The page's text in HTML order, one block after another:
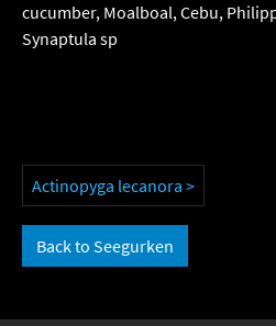
cucumber, Moalboal, Cebu,
Synaptula sp
Actinopyga lecanora >
Back to Seegurken